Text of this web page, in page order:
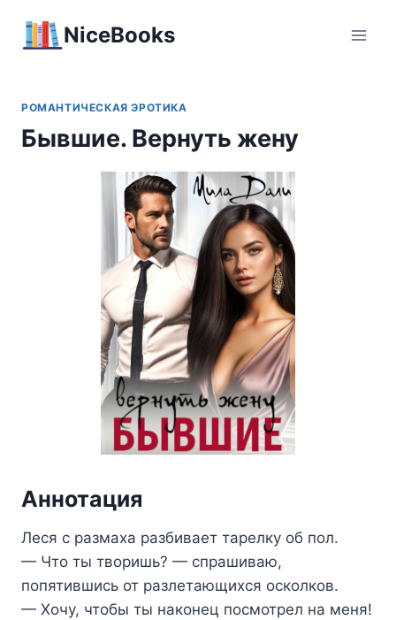
NiceBooks
РОМАНТИЧЕСКАЯ ЭРОТИКА
Бывшие. Вернуть жену
Аннотация
Леся с размаха разбивает тарелку об пол.
— Что ты творишь? — спрашиваю,
попятившись от разлетающихся осколков.
— Хочу, чтобы ты наконец посмотрел на меня!